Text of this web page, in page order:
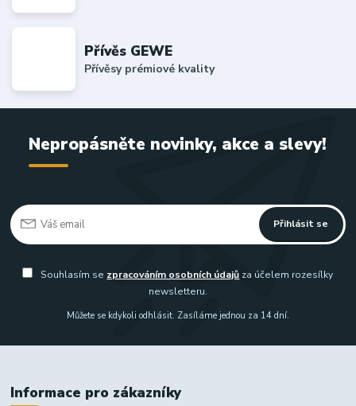
Přívěs GEWE
Přívěsy prémiové kvality
Nepropásněte novinky, akce a slevy!
Přihlásit se
Souhlasím se zpracováním osobních údajů za účelem rozesílky
newsletteru.
Můžete se kdykoli odhlásit. Zasíláme jednou za 14 dní.
Informace pro zákazníky